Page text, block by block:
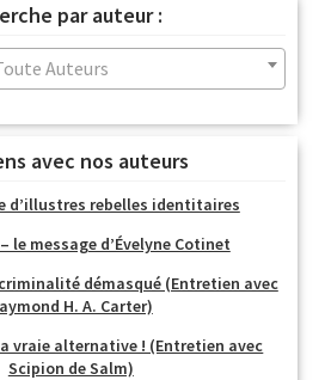
par auteur :
Auteurs
avec nos auteurs
d’illustres rebelles identitaires
le message d’Évelyne Cotinet
démasqué (Entretien avec
H. A. Carter)
vraie alternative ! (Entretien avec
Scipion de Salm)